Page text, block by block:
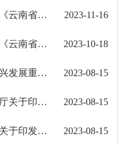
红河州科技局关于转发《云南省科技厅 云南省教育厅 云南省人力资源社会保障厅 云南省农业农村... 2023-11-16
红河州科技局关于转发《云南省科技厅关于公布2023年云南省第九届科普讲解大赛获奖名单的通知 ... 2023-10-18
《云南省推动中医药振兴发展重大工程实施方案》政策解读 2023-08-15
《云南省人民政府办公厅关于印发云南省推进中医药振兴发展重大工程实施方案的通知》图解 2023-08-15
云南省人民政府办公厅关于印发云南省推进中医药振兴发展重大工程实施方案的通知 2023-08-15